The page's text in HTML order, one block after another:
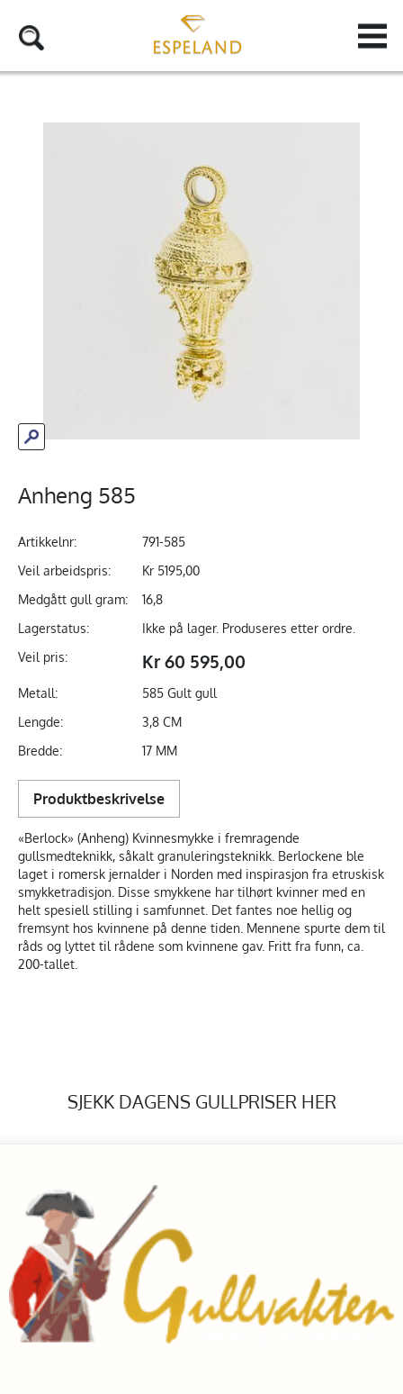
Anheng 585
Artikkelnr:
791-585
Veil arbeidspris:
Kr 5195,00
Medgått gull gram:
16,8
Lagerstatus:
Ikke på lager. Produseres etter ordre.
Veil pris:
Kr 60 595,00
Metall:
585 Gult gull
Lengde:
3,8 CM
Bredde:
17 MM
Produktbeskrivelse
«Berlock» (Anheng) Kvinnesmykke i fremragende
gullsmedteknikk, såkalt granuleringsteknikk. Berlockene ble
laget i romersk jernalder i Norden med inspirasjon fra etruskisk
smykketradisjon. Disse smykkene har tilhørt kvinner med en
helt spesiell stilling i samfunnet. Det fantes noe hellig og
fremsynt hos kvinnene på denne tiden. Mennene spurte dem til
råds og lyttet til rådene som kvinnene gav. Fritt fra funn, ca.
200-tallet.
SJEKK DAGENS GULLPRISER HER